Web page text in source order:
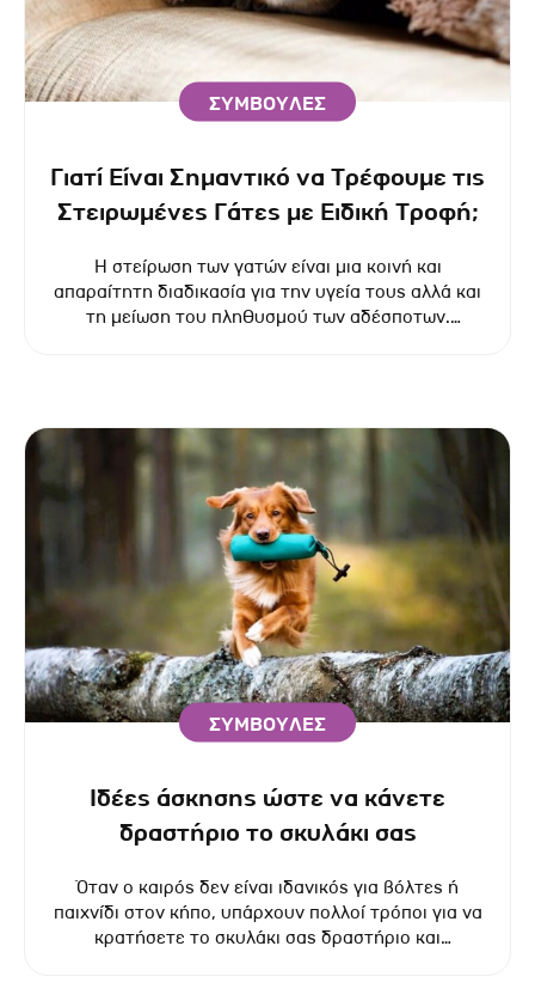
ΣΥΜΒΟΥΛΕΣ
Γιατί Είναι Σημαντικό να Τρέφουμε τις
Στειρωμένες Γάτες με Ειδική Τροφή;
Η στείρωση των γατών είναι μια κοινή και
απαραίτητη διαδικασία για την υγεία τους αλλά και
τη μείωση του πληθυσμού των αδέσποτων.
ΣΥΜΒΟΥΛΕΣ
Ιδέες άσκησης ώστε να κάνετε
δραστήριο το σκυλάκι σας
Όταν ο καιρός δεν είναι ιδανικός για βόλτες ή
παιχνίδι στον κήπο, υπάρχουν πολλοί τρόποι για να
κρατήσετε το σκυλάκι σας δραστήριο και